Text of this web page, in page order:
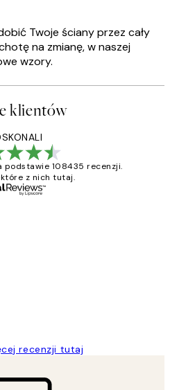
Twoje ściany przez cały
na zmianę, w naszej
wzory.
klientów
podstawie 108435 recenzji.
z nich tutaj.
recenzji tutaj